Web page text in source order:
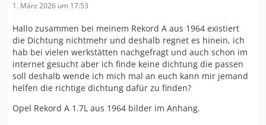
1. März 2026 um 17:53
Hallo zusammen bei meinem Rekord A aus 1964 existiert
die Dichtung nichtmehr und deshalb regnet es hinein, ich
hab bei vielen werkstätten nachgefragt und auch schon im
internet gesucht aber ich finde keine dichtung die passen
soll deshalb wende ich mich mal an euch kann mir jemand
helfen die richtige dichtung dafür zu finden?
Opel Rekord A 1.7L aus 1964 bilder im Anhang.